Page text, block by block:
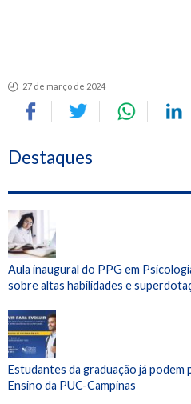
27 de março de 2024
Destaques
Aula inaugural do PPG em
sobre altas habilidades e
Estudantes da graduação já podem
Ensino da PUC-Campinas